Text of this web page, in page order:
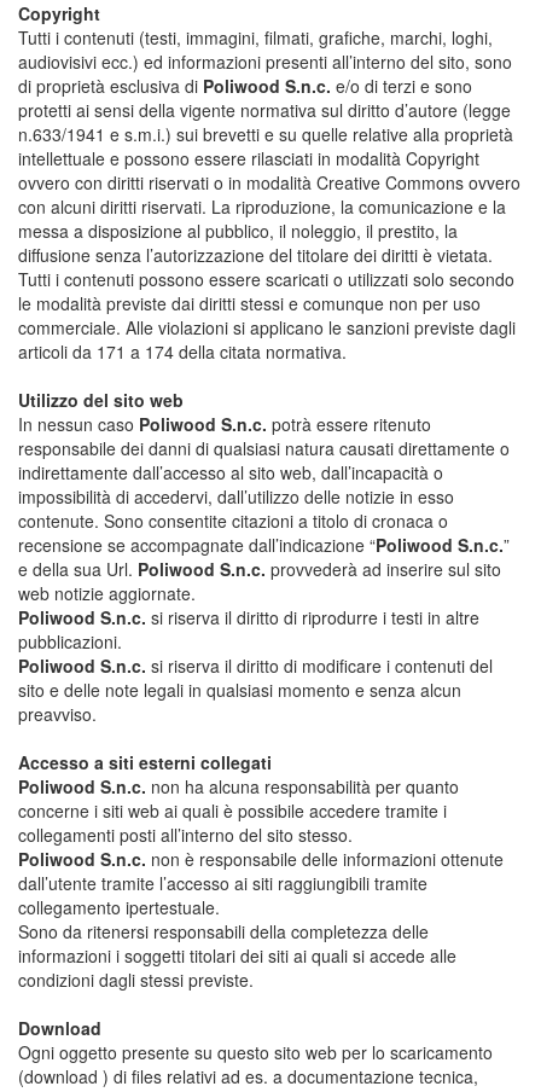
Copyright
Tutti i contenuti (testi, immagini, filmati, grafiche, marchi, loghi,
audiovisivi ecc.) ed informazioni presenti all’interno del sito, sono
di proprietà esclusiva di Poliwood S.n.c. e/o di terzi e sono
protetti ai sensi della vigente normativa sul diritto d’autore (legge
n.633/1941 e s.m.i.) sui brevetti e su quelle relative alla proprietà
intellettuale e possono essere rilasciati in modalità Copyright
ovvero con diritti riservati o in modalità Creative Commons ovvero
con alcuni diritti riservati. La riproduzione, la comunicazione e la
messa a disposizione al pubblico, il noleggio, il prestito, la
diffusione senza l’autorizzazione del titolare dei diritti è vietata.
Tutti i contenuti possono essere scaricati o utilizzati solo secondo
le modalità previste dai diritti stessi e comunque non per uso
commerciale. Alle violazioni si applicano le sanzioni previste dagli
articoli da 171 a 174 della citata normativa.
Utilizzo del sito web
In nessun caso Poliwood S.n.c. potrà essere ritenuto
responsabile dei danni di qualsiasi natura causati direttamente o
indirettamente dall’accesso al sito web, dall’incapacità o
impossibilità di accedervi, dall’utilizzo delle notizie in esso
contenute. Sono consentite citazioni a titolo di cronaca o
recensione se accompagnate dall’indicazione “Poliwood S.n.c.”
e della sua Url. Poliwood S.n.c. provvederà ad inserire sul sito
web notizie aggiornate.
Poliwood S.n.c. si riserva il diritto di riprodurre i testi in altre
pubblicazioni.
Poliwood S.n.c. si riserva il diritto di modificare i contenuti del
sito e delle note legali in qualsiasi momento e senza alcun
preavviso.
Accesso a siti esterni collegati
Poliwood S.n.c. non ha alcuna responsabilità per quanto
concerne i siti web ai quali è possibile accedere tramite i
collegamenti posti all’interno del sito stesso.
Poliwood S.n.c. non è responsabile delle informazioni ottenute
dall’utente tramite l’accesso ai siti raggiungibili tramite
collegamento ipertestuale.
Sono da ritenersi responsabili della completezza delle
informazioni i soggetti titolari dei siti ai quali si accede alle
condizioni dagli stessi previste.
Download
Ogni oggetto presente su questo sito web per lo scaricamento
(download ) di files relativi ad es. a documentazione tecnica,